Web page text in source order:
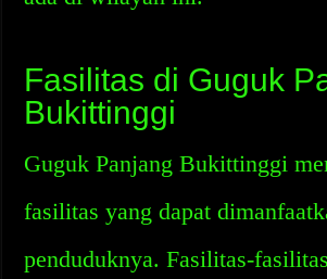
Fasilitas di Guguk
Bukittinggi
Guguk Panjang Bukittinggi
fasilitas yang dapat
penduduknya. Fasilitas-